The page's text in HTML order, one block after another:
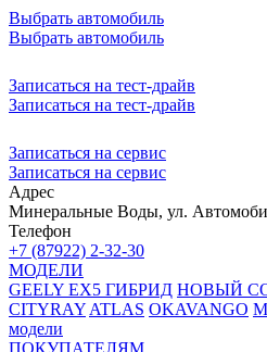
Выбрать автомобиль
Выбрать автомобиль
Записаться на тест-драйв
Записаться на тест-драйв
Записаться на сервис
Записаться на сервис
Адрес
Минеральные Воды, ул.
Телефон
+7 (87922) 2-32-30
МОДЕЛИ
GEELY EX5 ГИБРИД НОВЫЙ
CITYRAY ATLAS OKAVANGO
модели
ПОКУПАТЕЛЯМ